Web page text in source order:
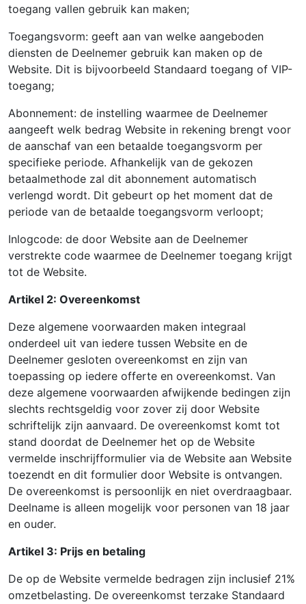
toegang vallen gebruik kan maken;
Toegangsvorm: geeft aan van welke aangeboden
diensten de Deelnemer gebruik kan maken op de
Website. Dit is bijvoorbeeld Standaard toegang of VIP-
toegang;
Abonnement: de instelling waarmee de Deelnemer
aangeeft welk bedrag Website in rekening brengt voor
de aanschaf van een betaalde toegangsvorm per
specifieke periode. Afhankelijk van de gekozen
betaalmethode zal dit abonnement automatisch
verlengd wordt. Dit gebeurt op het moment dat de
periode van de betaalde toegangsvorm verloopt;
Inlogcode: de door Website aan de Deelnemer
verstrekte code waarmee de Deelnemer toegang krijgt
tot de Website.
Artikel 2: Overeenkomst
Deze algemene voorwaarden maken integraal
onderdeel uit van iedere tussen Website en de
Deelnemer gesloten overeenkomst en zijn van
toepassing op iedere offerte en overeenkomst. Van
deze algemene voorwaarden afwijkende bedingen zijn
slechts rechtsgeldig voor zover zij door Website
schriftelijk zijn aanvaard. De overeenkomst komt tot
stand doordat de Deelnemer het op de Website
vermelde inschrijfformulier via de Website aan Website
toezendt en dit formulier door Website is ontvangen.
De overeenkomst is persoonlijk en niet overdraagbaar.
Deelname is alleen mogelijk voor personen van 18 jaar
en ouder.
Artikel 3: Prijs en betaling
De op de Website vermelde bedragen zijn inclusief 21%
omzetbelasting. De overeenkomst terzake Standaard